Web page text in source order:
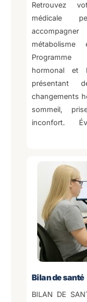
Retrouvez
médicale
Programme
hormonal et
présentant
changements
sommeil,
inconfort.
Bilan de santé
BILAN DE